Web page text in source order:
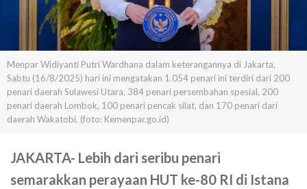
Menpar Widiyanti Putri Wardhana dalam keterangannya di Jakarta,
Sabtu (16/8/2025) hari ini mengatakan 1.054 penari ini terdiri dari 200
penari daerah Sulawesi Utara, 384 penari persembahan spesial, 200
penari daerah Lombok, 100 penari pencak silat, dan 170 penari dari
daerah Wakatobi. (foto: Kemenpar.go.id)
JAKARTA- Lebih dari seribu penari
semarakkan perayaan HUT ke-80 RI di Istana